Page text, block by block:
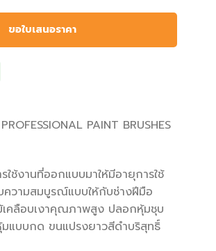
ขอใบเสนอราคา
PAINT BRUSHES
ช้งานที่ออกแบบมาให้มีอายุการใช้
ความสมบูรณ์แบบให้กับช่างฝีมือ
เคลือบเงาคุณภาพสูง ปลอกหุ้มชุบ
มแบบกด ขนแปรงยาวสีดำบริสุทธิ์